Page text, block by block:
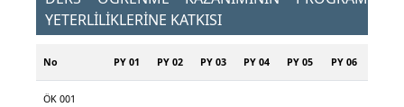
YETERLİLİKLERİNE KATKISI
No PY 01 PY 02 PY 03 PY 04 PY 05 PY 06
ÖK 001